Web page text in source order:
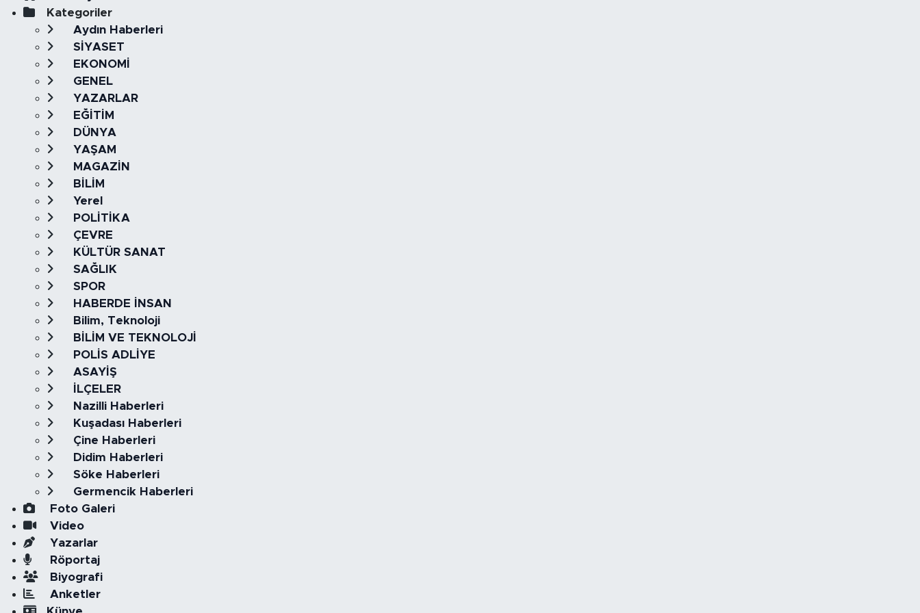
Kategoriler
Aydın Haberleri
SİYASET
EKONOMİ
GENEL
YAZARLAR
EĞİTİM
DÜNYA
YAŞAM
MAGAZİN
BİLİM
Yerel
POLİTİKA
ÇEVRE
KÜLTÜR SANAT
SAĞLIK
SPOR
HABERDE İNSAN
Bilim, Teknoloji
BİLİM VE TEKNOLOJİ
POLİS ADLİYE
ASAYİŞ
İLÇELER
Nazilli Haberleri
Kuşadası Haberleri
Çine Haberleri
Didim Haberleri
Söke Haberleri
Germencik Haberleri
Foto Galeri
Video
Yazarlar
Röportaj
Biyografi
Anketler